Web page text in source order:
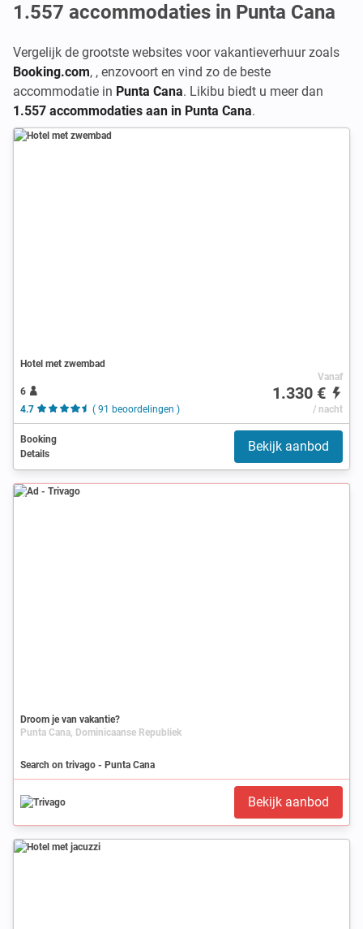
1.557 accommodaties in Punta Cana
Vergelijk de grootste websites voor vakantieverhuur zoals
Booking.com, , enzovoort en vind zo de beste
accommodatie in Punta Cana. Likibu biedt u meer dan
1.557 accommodaties aan in Punta Cana.
Hotel met zwembad
6
4.7
( 91 beoordelingen )
Vanaf
1.330 €
/ nacht
Booking
Details
Bekijk aanbod
Ad
Droom je van vakantie?
Punta Cana, Dominicaanse Republiek
Search on trivago - Punta Cana
Bekijk aanbod